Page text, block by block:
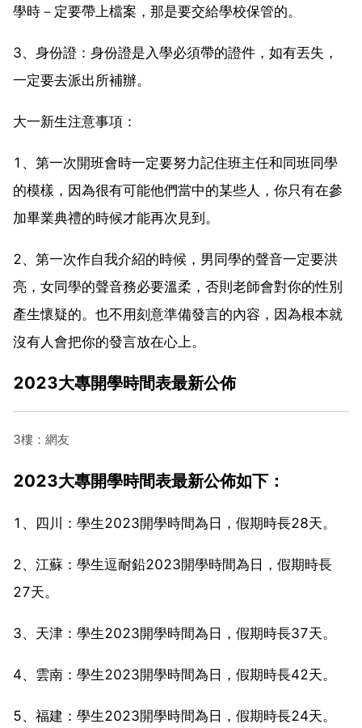
學時－定要帶上檔案，那是要交給學校保管的。
3、身份證：身份證是入學必須帶的證件，如有丟失，
一定要去派出所補辦。
大一新生注意事項：
1、第一次開班會時一定要努力記住班主任和同班同學
的模樣，因為很有可能他們當中的某些人，你只有在參
加畢業典禮的時候才能再次見到。
2、第一次作自我介紹的時候，男同學的聲音一定要洪
亮，女同學的聲音務必要溫柔，否則老師會對你的性別
產生懷疑的。也不用刻意準備發言的內容，因為根本就
沒有人會把你的發言放在心上。
2023大專開學時間表最新公佈
3樓：網友
2023大專開學時間表最新公佈如下：
1、四川：學生2023開學時間為日，假期時長28天。
2、江蘇：學生逗耐鉛2023開學時間為日，假期時長
27天。
3、天津：學生2023開學時間為日，假期時長37天。
4、雲南：學生2023開學時間為日，假期時長42天。
5、福建：學生2023開學時間為日，假期時長24天。